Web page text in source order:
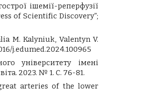
ішемії-реперфузії
of Scientific Discovery”;
M. Kalyniuk, Valentyn V.
j.edumed.2024.100965
університету імені
2023. № 1. С. 76-81.
arteries of the lower